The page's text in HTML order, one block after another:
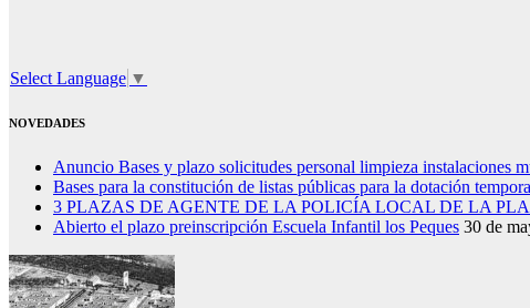
Select Language ▼
NOVEDADES
Anuncio Bases y plazo solicitudes personal limpieza instalaciones
Bases para la constitución de listas públicas para la dotación
3 PLAZAS DE AGENTE DE LA POLICÍA LOCAL DE LA
Abierto el plazo preinscripción Escuela Infantil los Peques 30 de